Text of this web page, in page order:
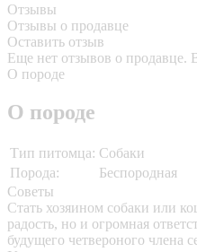
Отзывы
Отзывы о продавце
Оставить отзыв
Еще нет отзывов о продавце.
О породе
О породе
Тип питомца: Собаки
Порода:
Беспородная
Советы
Стать хозяином собаки или
радость, но и огромная
будущего четвероного члена